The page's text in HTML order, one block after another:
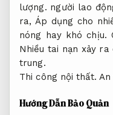
lượng. người lao
ra, Áp dụng cho
nóng hay khó chịu.
Nhiều tai nạn xảy
trung.
Thi công nội thất.
Hướng Dẫn Bảo Quản